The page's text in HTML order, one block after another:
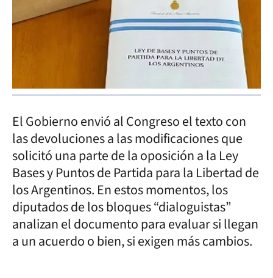
El Gobierno envió al Congreso el texto con
las devoluciones a las modificaciones que
solicitó una parte de la oposición a la Ley
Bases y Puntos de Partida para la Libertad de
los Argentinos. En estos momentos, los
diputados de los bloques “dialoguistas”
analizan el documento para evaluar si llegan
a un acuerdo o bien, si exigen más cambios.